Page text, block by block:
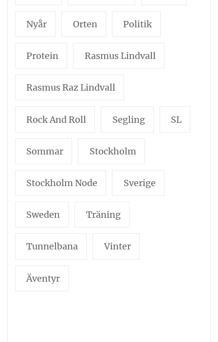
Nyår Orten Politik
Protein Rasmus Lindvall
Rasmus Raz Lindvall
Rock And Roll Segling SL
Sommar Stockholm
Stockholm Node Sverige
Sweden Träning
Tunnelbana Vinter
Äventyr